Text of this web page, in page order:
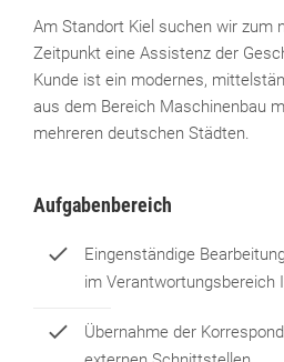
Am Standort Kiel suchen wir zum
Zeitpunkt eine Assistenz der
Kunde ist ein modernes,
aus dem Bereich Maschinenbau
mehreren deutschen Städten.
Aufgabenbereich
Eingenständige
im Verantwortungsbereich
Übernahme der